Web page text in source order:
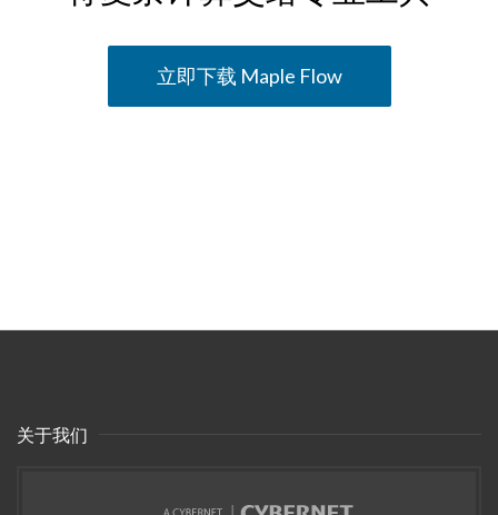
立即下载 Maple Flow​
关于我们